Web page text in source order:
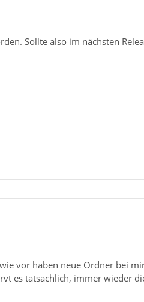
Sollte also im nächsten
vor haben neue Ordner bei
es tatsächlich, immer wieder